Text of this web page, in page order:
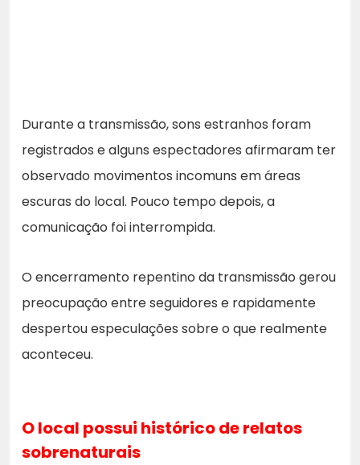
Durante a transmissão, sons estranhos foram
registrados e alguns espectadores afirmaram ter
observado movimentos incomuns em áreas
escuras do local. Pouco tempo depois, a
comunicação foi interrompida.
O encerramento repentino da transmissão gerou
preocupação entre seguidores e rapidamente
despertou especulações sobre o que realmente
aconteceu.
O local possui histórico de relatos
sobrenaturais